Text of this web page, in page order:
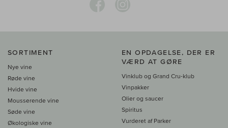
SORTIMENT
Nye vine
Røde vine
Hvide vine
Mousserende vine
Søde vine
Økologiske vine
EN OPDAGELSE, DER ER
VÆRD AT GØRE
Vinklub og Grand Cru-klub
Vinpakker
Olier og saucer
Spiritus
Vurderet af Parker